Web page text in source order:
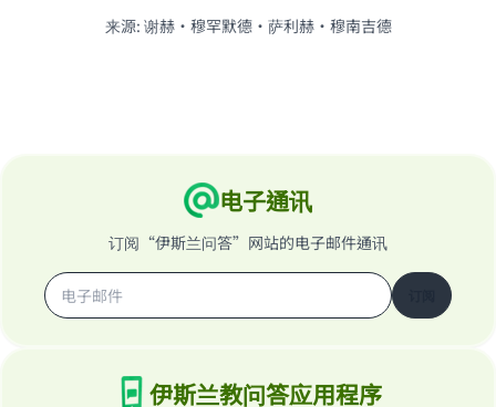
来源: 谢赫·穆罕默德·萨利赫·穆南吉德
电子通讯
订阅“伊斯兰问答”网站的电子邮件通讯
伊斯兰教问答应用程序